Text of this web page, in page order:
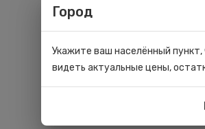
Город
Укажите ваш населённый пункт,
видеть актуальные цены,